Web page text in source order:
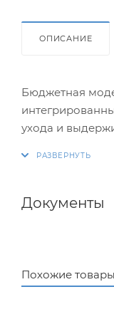
ОПИСАНИЕ
Бюджетная
ухода и
ПВХ,
Документы
Похожие товары